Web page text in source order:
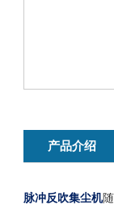
产品介绍
脉冲反吹集尘机